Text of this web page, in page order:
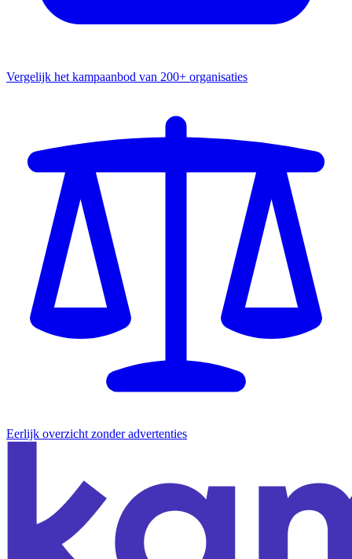
Vergelijk het kampaanbod van 200+ organisaties
Eerlijk overzicht zonder advertenties